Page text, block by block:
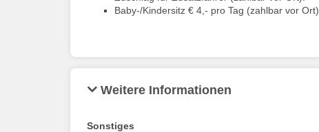
Baby-/Kindersitz € 4,- pro Tag (zahlbar vor Ort).
Weitere Informationen
Sonstiges